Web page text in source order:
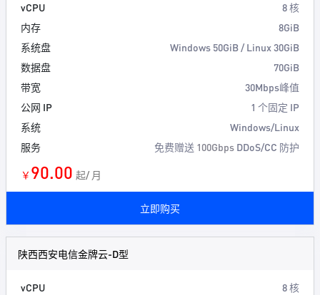
vCPU
8 核
内存
8GiB
系统盘
Windows 50GiB / Linux 30GiB
数据盘
70GiB
带宽
30Mbps峰值
公网 IP
1 个固定 IP
系统
Windows/Linux
服务
免费赠送 100Gbps DDoS/CC 防护
￥ 90.00 起/ 月
立即购买
陕西西安电信金牌云-D型
vCPU
8 核